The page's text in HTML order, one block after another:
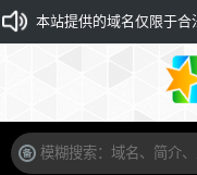
本站提供的域名仅限于合